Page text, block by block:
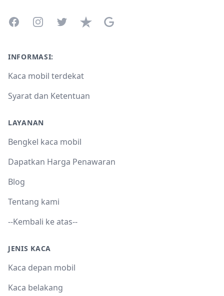
FacebookInstagramTwitterTrustpilotGoogle Business Profile
INFORMASI:
Kaca mobil terdekat
Syarat dan Ketentuan
LAYANAN
Bengkel kaca mobil
Dapatkan Harga Penawaran
Blog
Tentang kami
--Kembali ke atas--
JENIS KACA
Kaca depan mobil
Kaca belakang